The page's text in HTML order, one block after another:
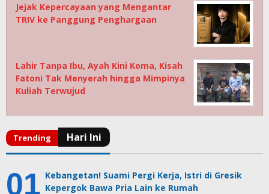
Jejak Kepercayaan yang Mengantar
TRIV ke Panggung Penghargaan
Lahir Tanpa Ibu, Ayah Kini Koma, Kisah
Fatoni Tak Menyerah hingga Mimpinya
Kuliah Terwujud
Kebangetan! Suami Pergi Kerja, Istri di Gresik
Kepergok Bawa Pria Lain ke Rumah